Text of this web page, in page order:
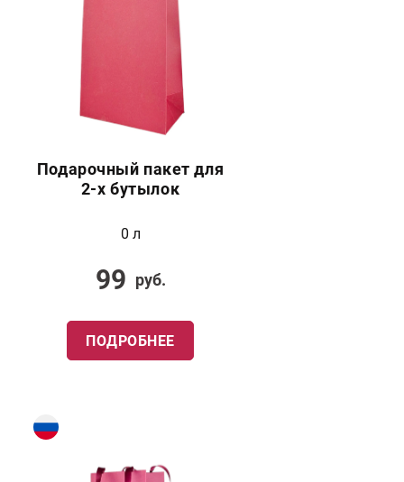
Подарочный пакет для
2-х бутылок
0 л
99 руб.
ПОДРОБНЕЕ